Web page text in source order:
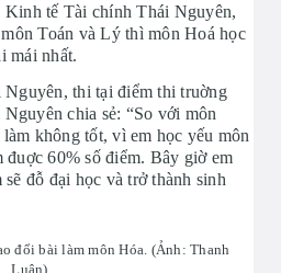
tế Tài chính Thái Nguyên,
Toán và Lý thì môn Hoá học
mái nhất.
thi tại điểm thi truờng
chia sẻ: “So với môn
không tốt, vì em học yếu môn
60% số điểm. Bây giờ em
đỗ đại học và trở thành sinh